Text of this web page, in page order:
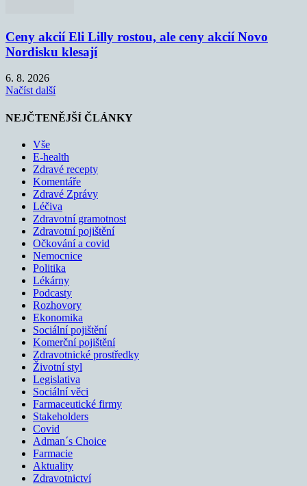
Ceny akcií Eli Lilly rostou, ale ceny akcií Novo
Nordisku klesají
6. 8. 2026
Načíst další
NEJČTENĚJŠÍ ČLÁNKY
Vše
E-health
Zdravé recepty
Komentáře
Zdravé Zprávy
Léčiva
Zdravotní gramotnost
Zdravotní pojištění
Očkování a covid
Nemocnice
Politika
Lékárny
Podcasty
Rozhovory
Ekonomika
Sociální pojištění
Komerční pojištění
Zdravotnické prostředky
Životní styl
Legislativa
Sociální věci
Farmaceutické firmy
Stakeholders
Covid
Adman´s Choice
Farmacie
Aktuality
Zdravotnictví